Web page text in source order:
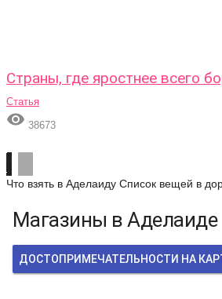
Страны, где яростнее всего
Статья
 38673
Что взять в Аделаиду Список вещей в
Магазины в Аделаиде
ДОСТОПРИМЕЧАТЕЛЬНОСТИ НА